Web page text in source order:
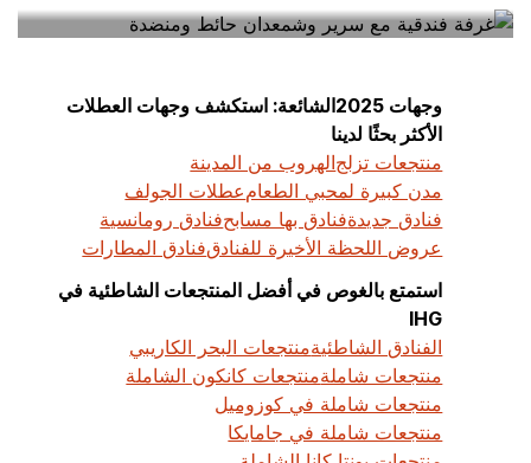
وجهات 2025الشائعة: استكشف وجهات العطلات
الأكثر بحثًا لدينا
منتجعات تزلجالهروب من المدينة
مدن كبيرة لمحبي الطعامعطلات الجولف
فنادق جديدةفنادق بها مسابحفنادق رومانسية
عروض اللحظة الأخيرة للفنادقفنادق المطارات
استمتع بالغوص في أفضل المنتجعات الشاطئية في
IHG
الفنادق الشاطئيةمنتجعات البحر الكاريبي
منتجعات شاملةمنتجعات كانكون الشاملة
منتجعات شاملة في كوزوميل
منتجعات شاملة في جامايكا